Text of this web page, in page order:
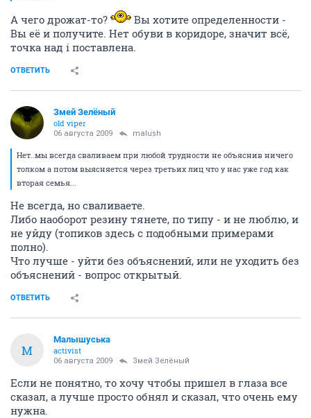
А чего дрожат-то?
Вы хотите определенности -
Вы её и получите. Нет обуви в коридоре, значит всё,
точка над i поставлена.
ОТВЕТИТЬ
Змей Зелёный
old viper
06 августа 2009 malush
Нет..мы всегда сваливаем при любой трудности не объяснив ничего
толком а потом выясняется через третьих лиц что у нас уже год как
вторая семья...
Не всегда, но сваливаете.
Либо наоборот резину тянете, по типу - и не люблю, и
не уйду (топиков здесь с подобными примерами
полно).
Что лучше - уйти без объяснений, или не уходить без
объяснений - вопрос открытый.
ОТВЕТИТЬ
М
Малышуська
activist
06 августа 2009 Змей Зелёный
Если не понятно, то хочу чтобы пришел в глаза все
сказал, а лучше просто обнял и сказал, что очень ему
нужна.